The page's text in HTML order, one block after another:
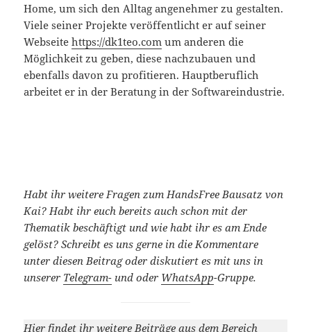
Home, um sich den Alltag angenehmer zu gestalten.
Viele seiner Projekte veröffentlicht er auf seiner
Webseitehttps://dk1teo.com um anderen die
Möglichkeit zu geben, diese nachzubauen und
ebenfalls davon zu profitieren. Hauptberuflich
arbeitet er in der Beratung in der Softwareindustrie.
Habt ihr weitere Fragen zum HandsFree Bausatz von
Kai? Habt ihr euch bereits auch schon mit der
Thematik beschäftigt und wie habt ihr es am Ende
gelöst? Schreibt es uns gerne in die Kommentare
unter diesen Beitrag oder diskutiert es mit uns in
unserer Telegram- und oder WhatsApp-Gruppe.
Hier findet ihr weitere Beiträge aus dem Bereich